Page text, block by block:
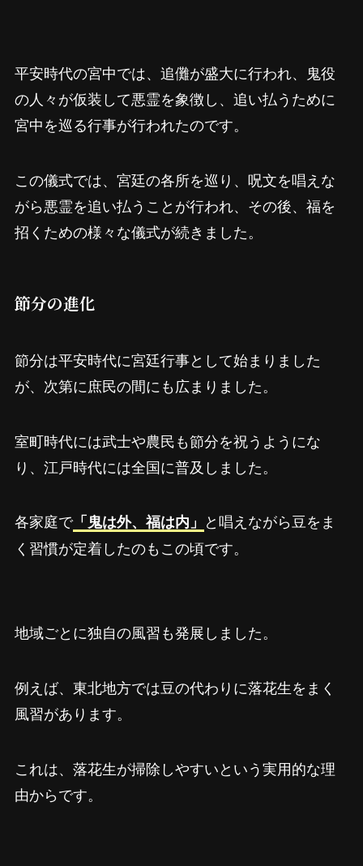
平安時代の宮中では、追儺が盛大に行われ、鬼役
の人々が仮装して悪霊を象徴し、追い払うために
宮中を巡る行事が行われたのです。
この儀式では、宮廷の各所を巡り、呪文を唱えな
がら悪霊を追い払うことが行われ、その後、福を
招くための様々な儀式が続きました。
節分の進化
節分は平安時代に宮廷行事として始まりました
が、次第に庶民の間にも広まりました。
室町時代には武士や農民も節分を祝うようにな
り、江戸時代には全国に普及しました。
各家庭で「鬼は外、福は内」 と唱えながら豆をま
く習慣が定着したのもこの頃です。
地域ごとに独自の風習も発展しました。
例えば、東北地方では豆の代わりに落花生をまく
風習があります。
これは、落花生が掃除しやすいという実用的な理
由からです。